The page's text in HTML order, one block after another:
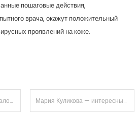
пошаговые действия,
врача, окажут положительный
проявлений на коже.
Мария Куликова — интересные факты из биографии, рассказ о личной жизни, новый супруг и фотографии! Сайт О женщинах